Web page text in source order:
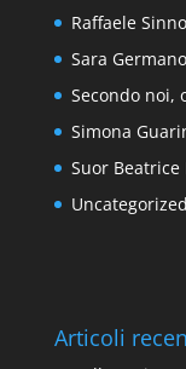
Raffaele Sinno
Sara
Secondo noi,
Simona
Suor
Uncategorized
Articoli